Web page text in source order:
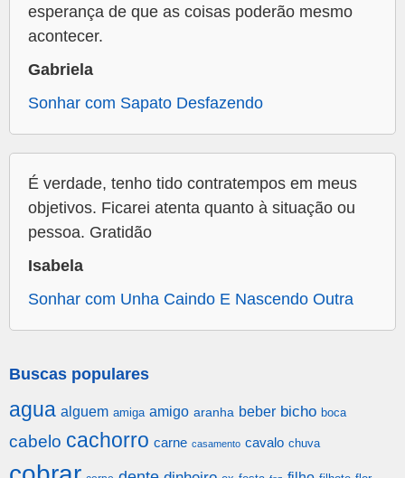
esperança de que as coisas poderão mesmo
acontecer.
Gabriela
Sonhar com Sapato Desfazendo
É verdade, tenho tido contratempos em meus
objetivos. Ficarei atenta quanto à situação ou
pessoa. Gratidão
Isabela
Sonhar com Unha Caindo E Nascendo Outra
Buscas populares
agua alguem amiga amigo aranha beber bicho boca
cabelo cachorro carne casamento cavalo chuva